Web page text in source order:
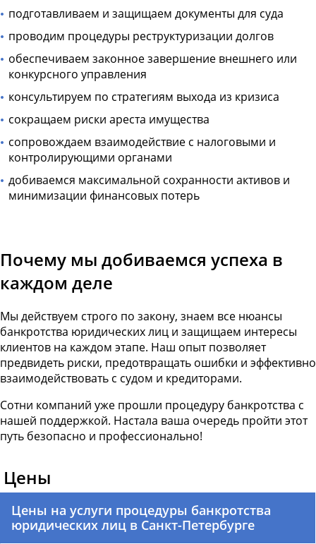
подготавливаем и защищаем документы для суда
проводим процедуры реструктуризации долгов
обеспечиваем законное завершение внешнего или
конкурсного управления
консультируем по стратегиям выхода из кризиса
сокращаем риски ареста имущества
сопровождаем взаимодействие с налоговыми и
контролирующими органами
добиваемся максимальной сохранности активов и
минимизации финансовых потерь
Почему мы добиваемся успеха в
каждом деле
Мы действуем строго по закону, знаем все нюансы
банкротства юридических лиц и защищаем интересы
клиентов на каждом этапе. Наш опыт позволяет
предвидеть риски, предотвращать ошибки и эффективно
взаимодействовать с судом и кредиторами.
Сотни компаний уже прошли процедуру банкротства с
нашей поддержкой. Настала ваша очередь пройти этот
путь безопасно и профессионально!
Цены
Цены на услуги процедуры банкротства
юридических лиц в Санкт-Петербурге